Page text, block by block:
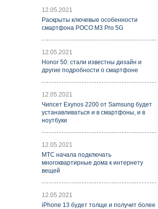
12.05.2021
Раскрыты ключевые особенности
смартфона POCO M3 Pro 5G
12.05.2021
Honor 50: стали известны дизайн и
другие подробности о смартфоне
12.05.2021
Чипсет Exynos 2200 от Samsung будет
устанавливаться и в смартфоны, и в
ноутбуки
12.05.2021
МТС начала подключать
многоквартирные дома к интернету
вещей
12.05.2021
iPhone 13 будет толще и получит более